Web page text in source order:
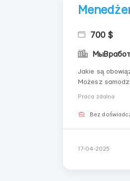
700 $
Jakie są
Możesz
Praca zdalna
Bez
17-04-2025